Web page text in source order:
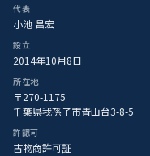
代表
小池 昌宏
設立
2014年10月8日
所在地
〒270-1175
千葉県我孫子市青山台3-8-5
許認可
古物商許可証